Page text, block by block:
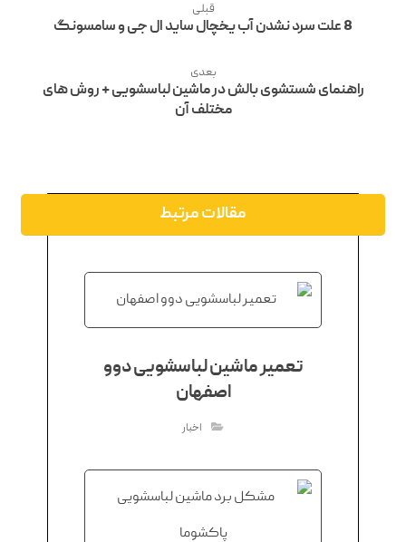
قبلی
8 علت سرد نشدن آب یخچال ساید ال جی و سامسونگ
بعدی
راهنمای شستشوی بالش در ماشین لباسشویی + روش های
مختلف آن
مقالات مرتبط
تعمیر ماشین لباسشویی دوو
اصفهان
اخبار